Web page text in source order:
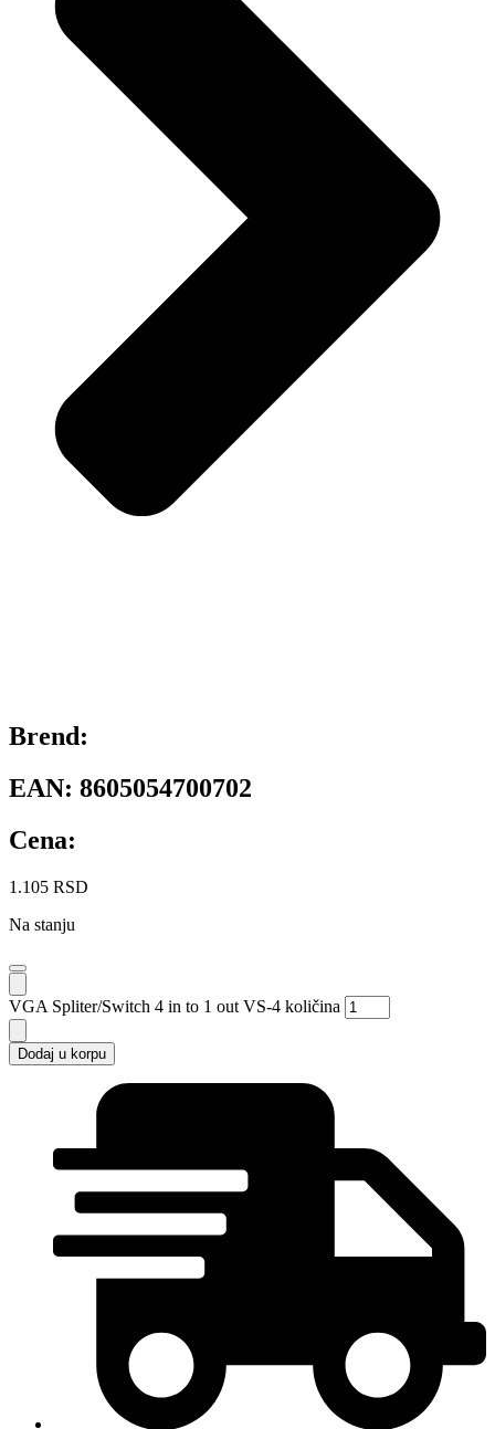
Brend:
EAN: 8605054700702
Cena:
1.105 RSD
Na stanju
VGA Spliter/Switch 4 in to 1 out VS-4 količina
Dodaj u korpu